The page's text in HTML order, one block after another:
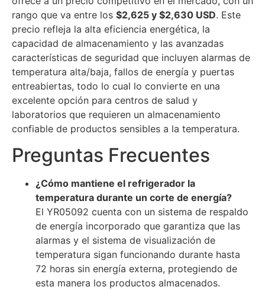
rango que va entre los $2,625 y $2,630 USD. Este
precio refleja la alta eficiencia energética, la
capacidad de almacenamiento y las avanzadas
características de seguridad que incluyen alarmas de
temperatura alta/baja, fallos de energía y puertas
entreabiertas, todo lo cual lo convierte en una
excelente opción para centros de salud y
laboratorios que requieren un almacenamiento
confiable de productos sensibles a la temperatura.
Preguntas Frecuentes
¿Cómo mantiene el refrigerador la
temperatura durante un corte de energía?
El YR05092 cuenta con un sistema de respaldo
de energía incorporado que garantiza que las
alarmas y el sistema de visualización de
temperatura sigan funcionando durante hasta
72 horas sin energía externa, protegiendo de
esta manera los productos almacenados.